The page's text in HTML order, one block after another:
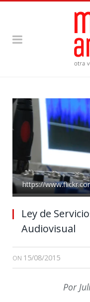
https://
Ley de
Audiovisual
ON 15/08/2015
Por